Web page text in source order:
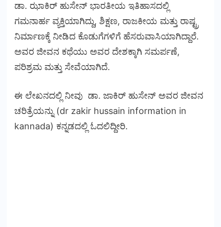
ಡಾ. ಝಾಕಿರ್ ಹುಸೇನ್ ಭಾರತೀಯ ಇತಿಹಾಸದಲ್ಲಿ
ಗಮನಾರ್ಹ ವ್ಯಕ್ತಿಯಾಗಿದ್ದು, ಶಿಕ್ಷಣ, ರಾಜಕೀಯ ಮತ್ತು ರಾಷ್ಟ್ರ
ನಿರ್ಮಾಣಕ್ಕೆ ನೀಡಿದ ಕೊಡುಗೆಗಳಿಗೆ ಹೆಸರುವಾಸಿಯಾಗಿದ್ದಾರೆ.
ಅವರ ಜೀವನ ಕಥೆಯು ಅವರ ದೇಶಕ್ಕಾಗಿ ಸಮರ್ಪಣೆ,
ಪರಿಶ್ರಮ ಮತ್ತು ಸೇವೆಯಾಗಿದೆ.
ಈ ಲೇಖನದಲ್ಲಿ ನೀವು ಡಾ. ಜಾಕಿರ್ ಹುಸೇನ್ ಅವರ ಜೀವನ
ಚರಿತ್ರೆಯನ್ನು (dr zakir hussain information in
kannada) ಕನ್ನಡದಲ್ಲಿ ಓದಲಿದ್ದೀರಿ.